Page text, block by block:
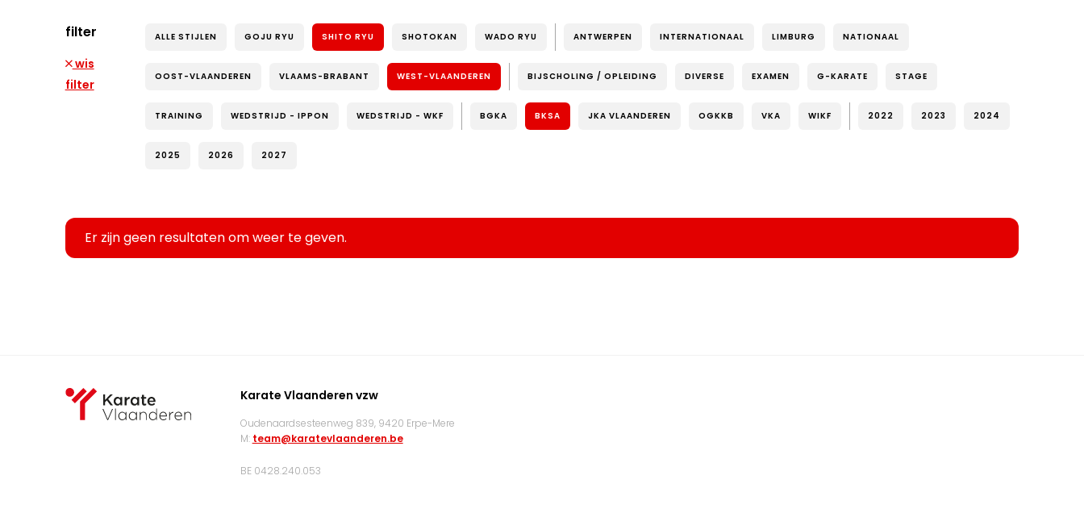
filter
wis
filter
ALLE STIJLEN GOJU RYU SHITO RYU SHOTOKAN WADO RYU ANTWERPEN INTERNATIONAAL LIMBURG NATIONAAL
OOST-VLAANDEREN VLAAMS-BRABANT WEST-VLAANDEREN BIJSCHOLING / OPLEIDING DIVERSE EXAMEN G-KARATE STAGE
TRAINING WEDSTRIJD - IPPON WEDSTRIJD - WKF BGKA BKSA JKA VLAANDEREN OGKKB VKA WIKF 2022 2023 2024
2025 2026 2027
Er zijn geen resultaten om weer te geven.
Karate Vlaanderen vzw
Oudenaardsesteenweg 839, 9420 Erpe-Mere
M: team@karatevlaanderen.be
BE 0428.240.053